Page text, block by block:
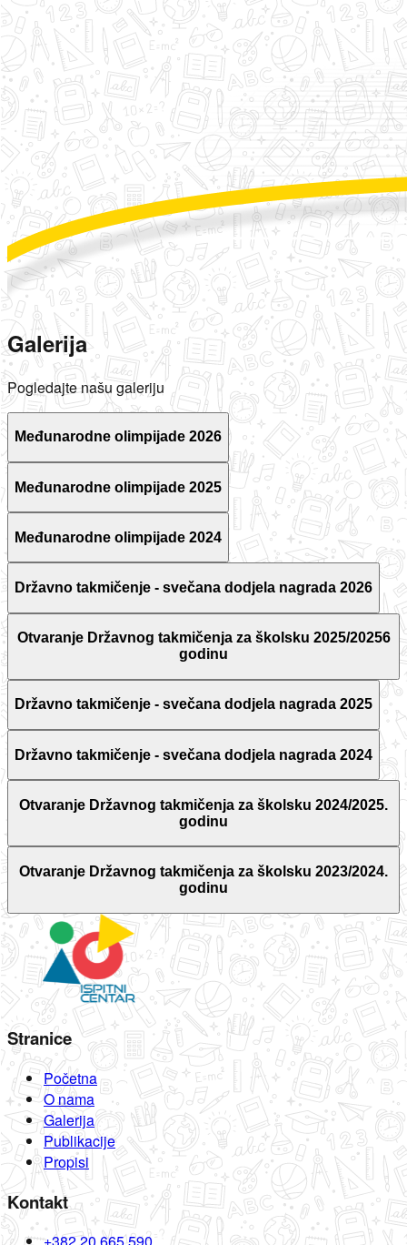
Galerija
Pogledajte našu galeriju
Međunarodne olimpijade 2026
Međunarodne olimpijade 2025
Međunarodne olimpijade 2024
Državno takmičenje - svečana dodjela nagrada 2026
Otvaranje Državnog takmičenja za školsku 2025/20256
godinu
Državno takmičenje - svečana dodjela nagrada 2025
Državno takmičenje - svečana dodjela nagrada 2024
Otvaranje Državnog takmičenja za školsku 2024/2025.
godinu
Otvaranje Državnog takmičenja za školsku 2023/2024.
godinu
Stranice
Početna
O nama
Galerija
Publikacije
Propisi
Kontakt